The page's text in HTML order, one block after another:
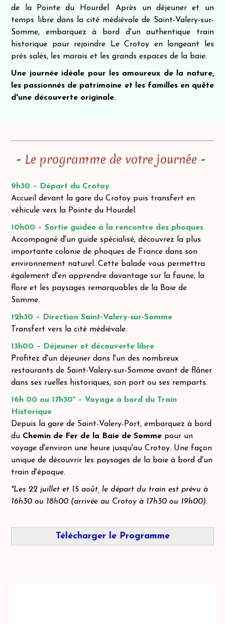
de la Pointe du Hourdel. Après un déjeuner et un
temps libre dans la cité médiévale de Saint-Valery-sur-
Somme, embarquez à bord d'un authentique train
historique pour rejoindre Le Crotoy en longeant les
prés salés, les marais et les grands espaces de la baie.
Une journée idéale pour les amoureux de la nature,
les passionnés de patrimoine et les familles en quête
d'une découverte originale.
- Le programme de votre journée -
9h30 – Départ du Crotoy
Accueil devant la gare du Crotoy puis transfert en
véhicule vers la Pointe du Hourdel.
10h00 – Sortie guidée à la rencontre des phoques
Accompagné d'un guide spécialisé, découvrez la plus
importante colonie de phoques de France dans son
environnement naturel. Cette balade vous permettra
également d'en apprendre davantage sur la faune, la
flore et les paysages remarquables de la Baie de
Somme.
12h30 – Direction Saint-Valery-sur-Somme
Transfert vers la cité médiévale.
13h00 – Déjeuner et découverte libre
Profitez d'un déjeuner dans l'un des nombreux
restaurants de Saint-Valery-sur-Somme avant de flâner
dans ses ruelles historiques, son port ou ses remparts.
16h 00 ou 17h30* – Voyage à bord du Train
Historique
Depuis la gare de Saint-Valery-Port, embarquez à bord
du Chemin de Fer de la Baie de Somme pour un
voyage d'environ une heure jusqu'au Crotoy. Une façon
unique de découvrir les paysages de la baie à bord d'un
train d'époque.
*Les 22 juillet et 15 août, le départ du train est prévu à
16h30 ou 18h00 (arrivée au Crotoy à 17h30 ou 19h00).
Télécharger le Programme